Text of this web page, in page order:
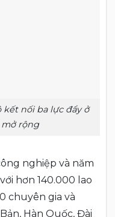
kết nối ba lực đẩy ở
mở rộng
nghiệp và năm
hơn 140.000 lao
chuyên gia và
Hàn Quốc, Đài